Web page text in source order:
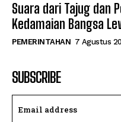
Suara dari Tajug dan
Kedamaian Bangsa
PEMERINTAHAN 7 Agustus
SUBSCRIBE